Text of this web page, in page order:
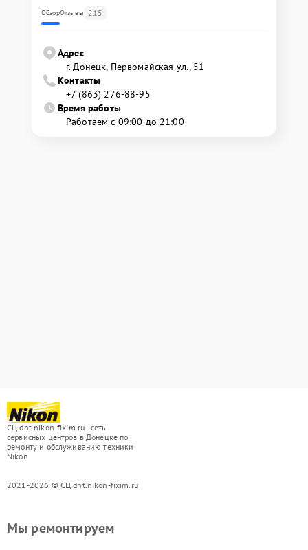
ОбзорОтзывы 215
Адрес
г. Донецк, Первомайская ул., 51
Контакты
+7 (863) 276-88-95
Время работы
Работаем с 09:00 до 21:00
СЦ dnt.nikon-fixim.ru - сеть
сервисных центров в Донецке по
ремонту и обслуживанию техники
Nikon
2021-2026 © СЦ dnt.nikon-fixim.ru
Мы ремонтируем